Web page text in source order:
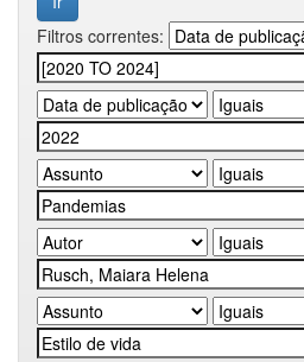
Filtros correntes: